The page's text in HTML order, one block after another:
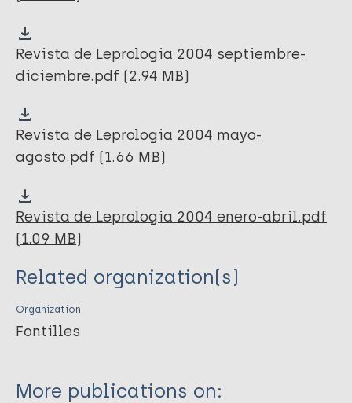
Revista de Leprologia 2004 septiembre-
diciembre.pdf (2.94 MB)
Revista de Leprologia 2004 mayo-
agosto.pdf (1.66 MB)
Revista de Leprologia 2004 enero-abril.pdf
(1.09 MB)
Related organization(s)
Organization
Fontilles
More publications on: